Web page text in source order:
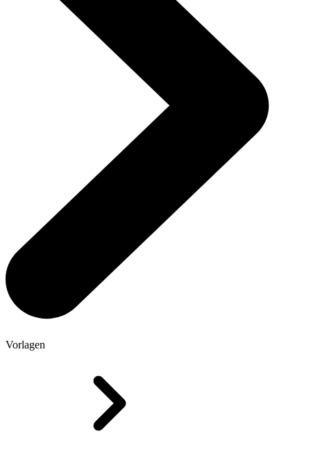
Vorlagen